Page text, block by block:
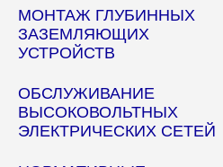
МОНТАЖ ГЛУБИННЫХ
ЗАЗЕМЛЯЮЩИХ
УСТРОЙСТВ
ОБСЛУЖИВАНИЕ
ВЫСОКОВОЛЬТНЫХ
ЭЛЕКТРИЧЕСКИХ СЕТЕЙ